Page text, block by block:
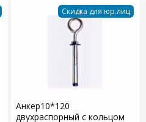
Скидка для юр.лиц
Анкер10*120
двухраспорный с кольцом